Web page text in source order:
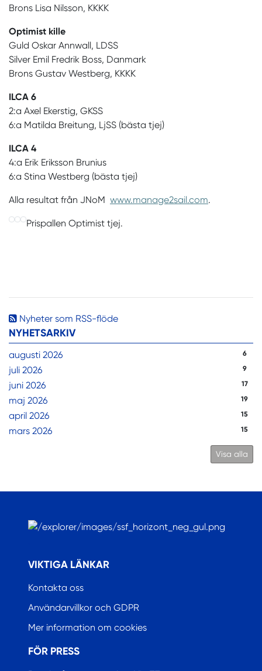
Nyheter som RSS-flöde
NYHETSARKIV
augusti 2026 6
juli 2026 9
juni 2026 17
maj 2026 19
april 2026 15
mars 2026 15
Visa alla
Brons Lisa Nilsson, KKKK
Optimist kille
Guld Oskar Annwall, LDSS
Silver Emil Fredrik Boss, Danmark
Brons Gustav Westberg, KKKK
ILCA 6
2:a Axel Ekerstig, GKSS
6:a Matilda Breitung, LjSS (bästa tjej)
ILCA 4
4:a Erik Eriksson Brunius
6:a Stina Westberg (bästa tjej)
Alla resultat från JNoM www.manage2sail.com.
Prispallen Optimist tjej.
VIKTIGA LÄNKAR
Kontakta oss
Användarvillkor och GDPR
Mer information om cookies
FÖR PRESS